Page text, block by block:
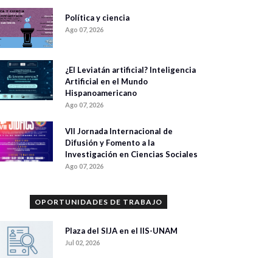
Política y ciencia
Ago 07, 2026
¿El Leviatán artificial? Inteligencia
Artificial en el Mundo
Hispanoamericano
Ago 07, 2026
VII Jornada Internacional de
Difusión y Fomento a la
Investigación en Ciencias Sociales
Ago 07, 2026
OPORTUNIDADES DE TRABAJO
Plaza del SIJA en el IIS-UNAM
Jul 02, 2026